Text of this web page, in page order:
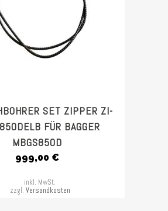
SET ZIPPER ZI-
FÜR BAGGER
MBGS850D
999,00 €
inkl. MwSt.
zzgl. Versandkosten